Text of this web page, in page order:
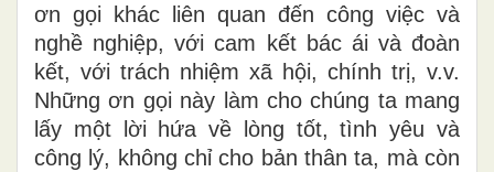
ơn gọi khác liên quan đến công việc và
nghề nghiệp, với cam kết bác ái và đoàn
kết, với trách nhiệm xã hội, chính trị, v.v.
Những ơn gọi này làm cho chúng ta mang
lấy một lời hứa về lòng tốt, tình yêu và
công lý, không chỉ cho bản thân ta, mà còn